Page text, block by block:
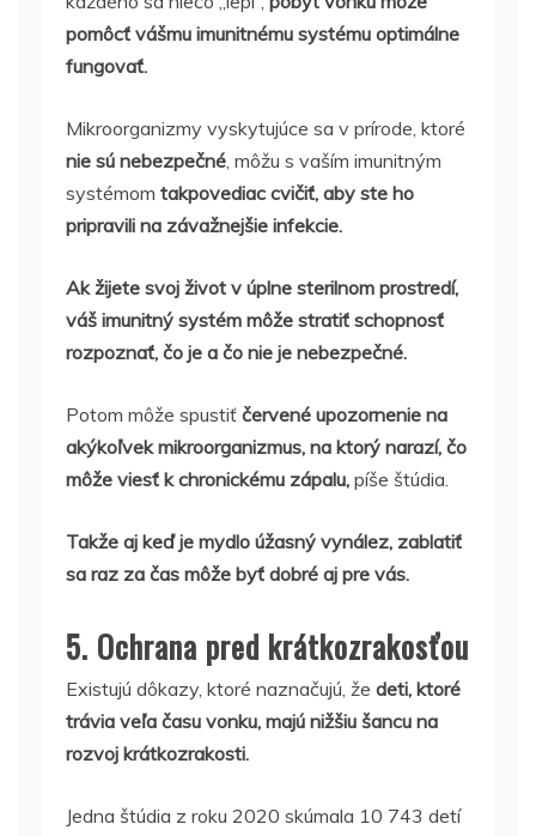
pomôcť vášmu imunitnému systému optimálne
fungovať.
Mikroorganizmy vyskytujúce sa v prírode, ktoré
nie sú nebezpečné, môžu s vaším imunitným
systémom takpovediac cvičiť, aby ste ho
pripravili na závažnejšie infekcie.
Ak žijete svoj život v úplne sterilnom prostredí,
váš imunitný systém môže stratiť schopnosť
rozpoznať, čo je a čo nie je nebezpečné.
Potom môže spustiť červené upozornenie na
akýkoľvek mikroorganizmus, na ktorý narazí, čo
môže viesť k chronickému zápalu, píše štúdia.
Takže aj keď je mydlo úžasný vynález, zablatiť
sa raz za čas môže byť dobré aj pre vás.
5. Ochrana pred krátkozrakosťou
Existujú dôkazy, ktoré naznačujú, že deti, ktoré
trávia veľa času vonku, majú nižšiu šancu na
rozvoj krátkozrakosti.
Jedna štúdia z roku 2020 skúmala 10 743 detí